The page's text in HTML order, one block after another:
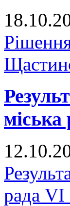
рада VI